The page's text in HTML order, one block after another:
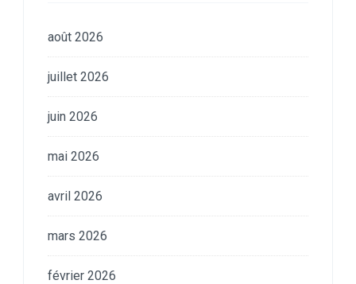
août 2026
juillet 2026
juin 2026
mai 2026
avril 2026
mars 2026
février 2026